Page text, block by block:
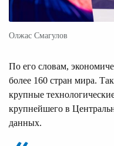
Олжас Смагулов
По его словам,
более 160 стран мира.
крупные
крупнейшего в
данных.